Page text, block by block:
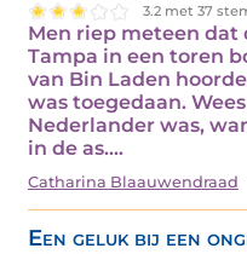
3.2 met 37
Men riep meteen dat
Tampa in een toren
van Bin Laden
was toegedaan.
Nederlander was,
in de as.…
Catharina Blaauwendraad
Een geluk bij een